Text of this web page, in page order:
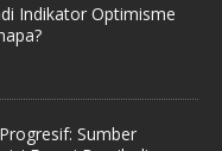
Indikator Optimisme
Sumber